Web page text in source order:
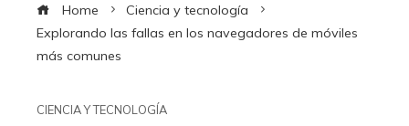
Home
Ciencia y tecnología
Explorando las fallas en los navegadores de móviles
más comunes
CIENCIA Y TECNOLOGÍA